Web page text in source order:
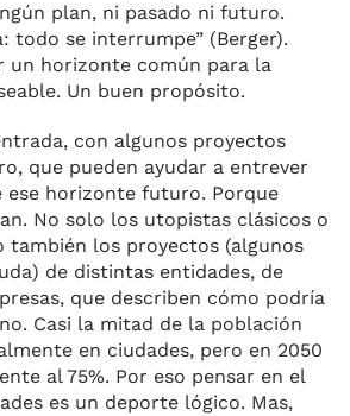
plan, ni pasado ni futuro.
todo se interrumpe” (Berger).
un horizonte común para la
Un buen propósito.
con algunos proyectos
que pueden ayudar a entrever
ese horizonte futuro. Porque
No solo los utopistas clásicos o
también los proyectos (algunos
de distintas entidades, de
que describen cómo podría
Casi la mitad de la población
en ciudades, pero en 2050
al 75%. Por eso pensar en el
es un deporte lógico. Mas,